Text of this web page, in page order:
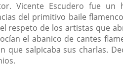
Vicente Escudero fue un
del primitivo baile
respeto de los artistas que
el abanico de cantes
salpicaba sus charlas.